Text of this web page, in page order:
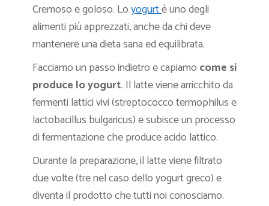
Cremoso e goloso. Loyogurtè uno degli
alimenti più apprezzati, anche da chi deve
mantenere una dieta sana ed equilibrata.
Facciamo un passo indietro e capiamo come si
produce lo yogurt. Il latte viene arricchito da
fermenti lattici vivi (streptococco termophilus e
lactobacillus bulgaricus) e subisce un processo
di fermentazione che produce acido lattico.
Durante la preparazione, il latte viene filtrato
due volte (tre nel caso dello yogurt greco) e
diventa il prodotto che tutti noi conosciamo.